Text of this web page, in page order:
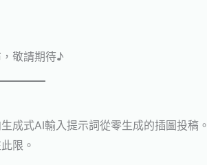
敬請期待♪
成式AI輸入提示詞從零生成的插圖投稿。
限。